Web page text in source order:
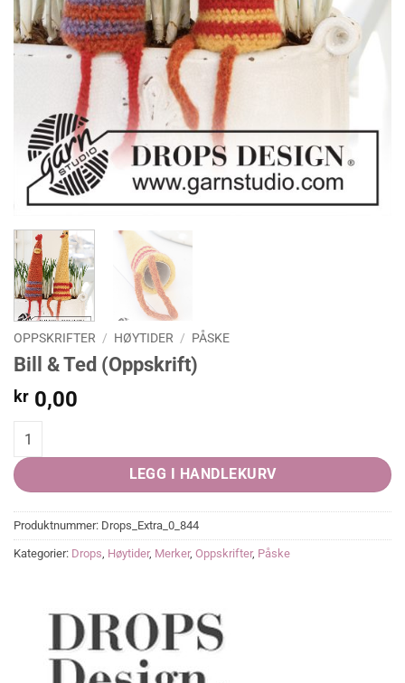
OPPSKRIFTER / HØYTIDER / PÅSKE
Bill & Ted (Oppskrift)
kr 0,00
Bill & Ted (Oppskrift) quantity
LEGG I HANDLEKURV
Produktnummer: Drops_Extra_0_844
Kategorier: Drops, Høytider, Merker, Oppskrifter, Påske